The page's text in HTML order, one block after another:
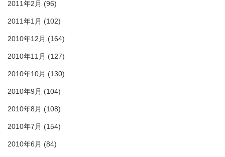
2011年2月 (96)
2011年1月 (102)
2010年12月 (164)
2010年11月 (127)
2010年10月 (130)
2010年9月 (104)
2010年8月 (108)
2010年7月 (154)
2010年6月 (84)